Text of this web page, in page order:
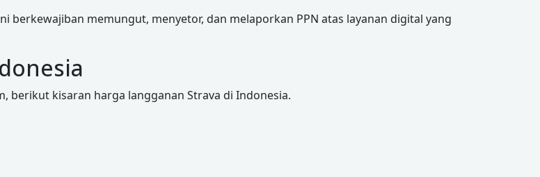
berkewajiban memungut, menyetor, dan melaporkan PPN atas layanan digital yang
berikut kisaran harga langganan Strava di Indonesia.